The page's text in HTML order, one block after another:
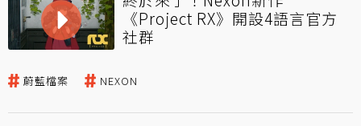
《Project RX》開設4語言官方
社群
蔚藍檔案 NEXON